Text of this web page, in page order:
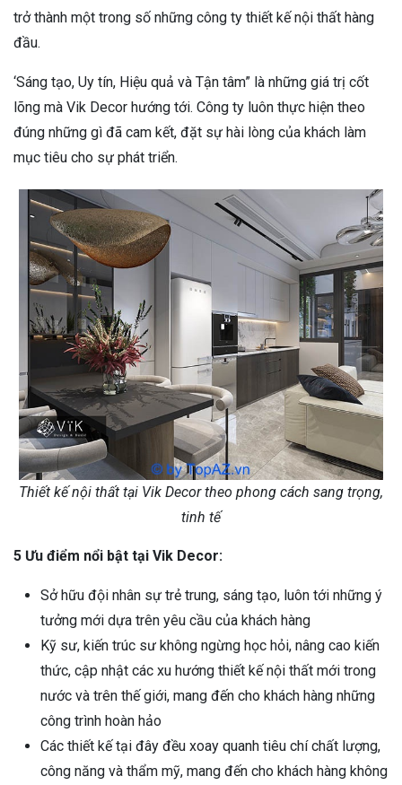
trở thành một trong số những công ty thiết kế nội thất hàng
đầu.
‘Sáng tạo, Uy tín, Hiệu quả và Tận tâm” là những giá trị cốt
lõng mà Vik Decor hướng tới. Công ty luôn thực hiện theo
đúng những gì đã cam kết, đặt sự hài lòng của khách làm
mục tiêu cho sự phát triển.
Thiết kế nội thất tại Vik Decor theo phong cách sang trọng,
tinh tế
5 Ưu điểm nổi bật tại Vik Decor:
Sở hữu đội nhân sự trẻ trung, sáng tạo, luôn tới những ý
tưởng mới dựa trên yêu cầu của khách hàng
Kỹ sư, kiến trúc sư không ngừng học hỏi, nâng cao kiến
thức, cập nhật các xu hướng thiết kế nội thất mới trong
nước và trên thế giới, mang đến cho khách hàng những
công trình hoàn hảo
Các thiết kế tại đây đều xoay quanh tiêu chí chất lượng,
công năng và thẩm mỹ, mang đến cho khách hàng không